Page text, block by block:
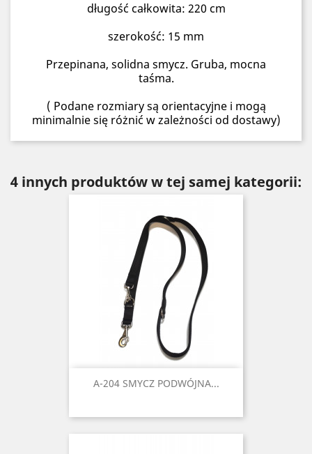
długość całkowita: 220 cm
szerokość: 15 mm
Przepinana, solidna smycz. Gruba, mocna
taśma.
( Podane rozmiary są orientacyjne i mogą
minimalnie się różnić w zależności od dostawy)
4 innych produktów w tej samej kategorii:
A-204 SMYCZ PODWÓJNA...